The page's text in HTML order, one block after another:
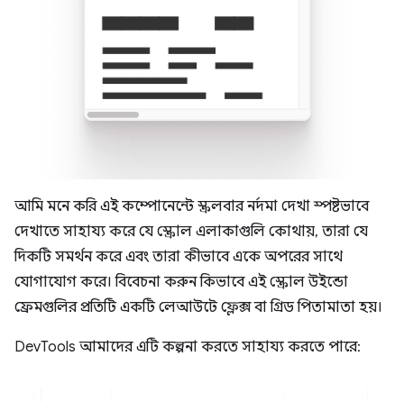
আমি মনে করি এই কম্পোনেন্টে স্ক্রলবার নর্দমা দেখা স্পষ্টভাবে
দেখাতে সাহায্য করে যে স্ক্রোল এলাকাগুলি কোথায়, তারা যে
দিকটি সমর্থন করে এবং তারা কীভাবে একে অপরের সাথে
যোগাযোগ করে। বিবেচনা করুন কিভাবে এই স্ক্রোল উইন্ডো
ফ্রেমগুলির প্রতিটি একটি লেআউটে ফ্লেক্স বা গ্রিড পিতামাতা হয়।
DevTools আমাদের এটি কল্পনা করতে সাহায্য করতে পারে: